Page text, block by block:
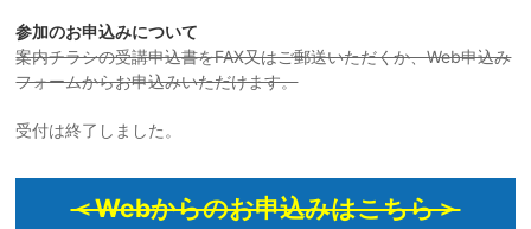
参加のお申込みについて
案内チラシの受講申込書をFAX又はご郵送いただくか、Web申込み
フォームからお申込みいただけます。
受付は終了しました。
＜Webからのお申込みはこちら＞